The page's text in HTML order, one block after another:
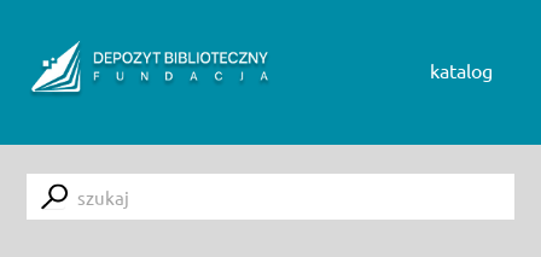
katalog
Submit